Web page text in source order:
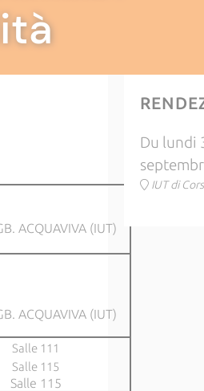
ACQUAVIVA (IUT)
ACQUAVIVA (IUT)
Salle 111
Salle 115
Salle 115
Du lundi
IUT di